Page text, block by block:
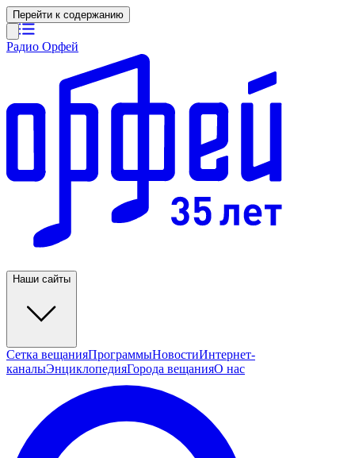
Перейти к содержанию
Радио Орфей
Наши сайты
Сетка вещанияПрограммыНовостиИнтернет-
каналыЭнциклопедияГорода вещанияО нас